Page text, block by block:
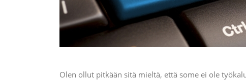
Olen ollut pitkään sitä mieltä, että some ei ole